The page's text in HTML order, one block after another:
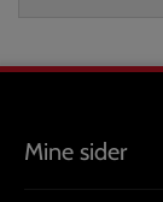
Mine sider